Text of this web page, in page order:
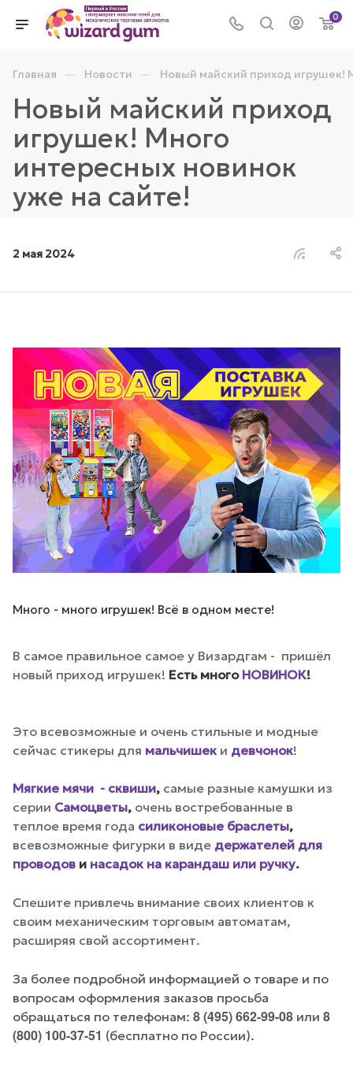
0
Главная — Новости — Новый майский приход игрушек!
Новый майский приход
игрушек! Много
интересных новинок
уже на сайте!
2 мая 2024
Много - много игрушек! Всё в одном месте!
В самое правильное самое у Визардгам - пришёл
новый приход игрушек! Есть много НОВИНОК!
Это всевозможные и очень стильные и модные
сейчас стикеры для мальчишек и девчонок!
Мягкие мячи - сквиши, самые разные камушки из
серии Самоцветы, очень востребованные в
теплое время года силиконовые браслеты,
всевозможные фигурки в виде держателей для
проводов и насадок на карандаш или ручку.
Спешите привлечь внимание своих клиентов к
своим механическим торговым автоматам,
расширяя свой ассортимент.
За более подробной информацией о товаре и по
вопросам оформления заказов просьба
обращаться по телефонам: 8 (495) 662-99-08 или 8
(800) 100-37-51 (бесплатно по России).